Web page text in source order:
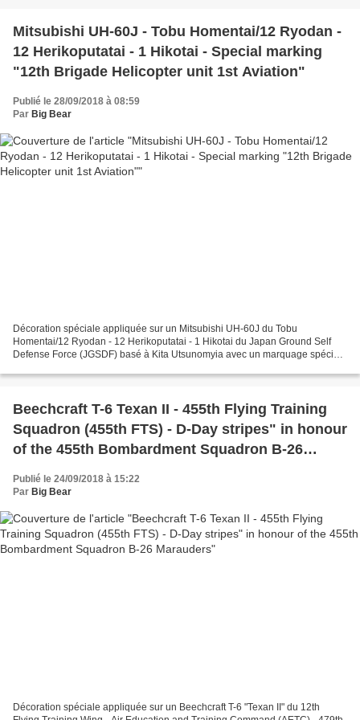
Mitsubishi UH-60J - Tobu Homentai/12 Ryodan -
12 Herikoputatai - 1 Hikotai - Special marking
"12th Brigade Helicopter unit 1st Aviation"
Publié le 28/09/2018 à 08:59
Par Big Bear
Décoration spéciale appliquée sur un Mitsubishi UH-60J du Tobu
Homentai/12 Ryodan - 12 Herikoputatai - 1 Hikotai du Japan Ground Self
Defense Force (JGSDF) basé à Kita Utsunomyia avec un marquage spécial
Beechcraft T-6 Texan II - 455th Flying Training
Squadron (455th FTS) - D-Day stripes" in honour
of the 455th Bombardment Squadron B-26
Marauders
Publié le 24/09/2018 à 15:22
Par Big Bear
Décoration spéciale appliquée sur un Beechcraft T-6 "Texan II" du 12th